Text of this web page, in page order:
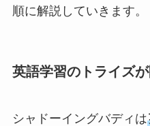
順に解説していきます。
英語学習のトライズ
シャドーイングバディは